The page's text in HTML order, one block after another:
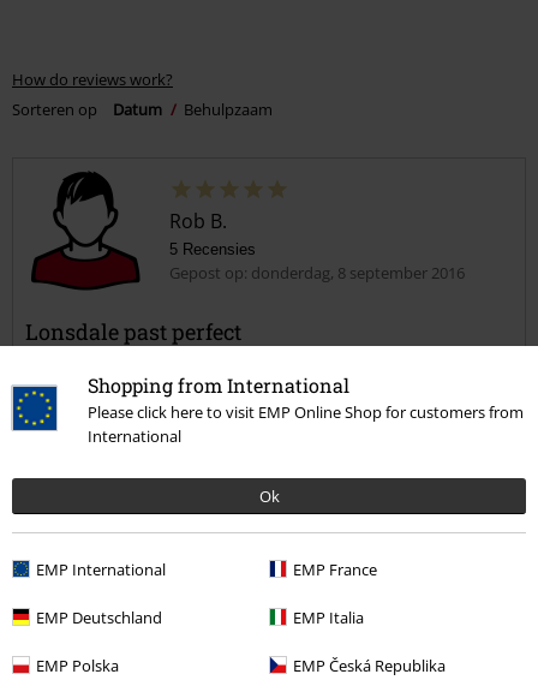
Shopping from International
Please click here to visit EMP Online Shop for customers from
International
Ok
EMP International EMP France
EMP Deutschland EMP Italia
EMP Polska EMP Česká Republika
How do reviews work?
Sorteren op
Datum Behulpzaam
Rob B.
5 Recensies
Gepost op: donderdag, 8 september 2016
Lonsdale past perfect
Heeft deze recensie je geholpen?
Opmerking